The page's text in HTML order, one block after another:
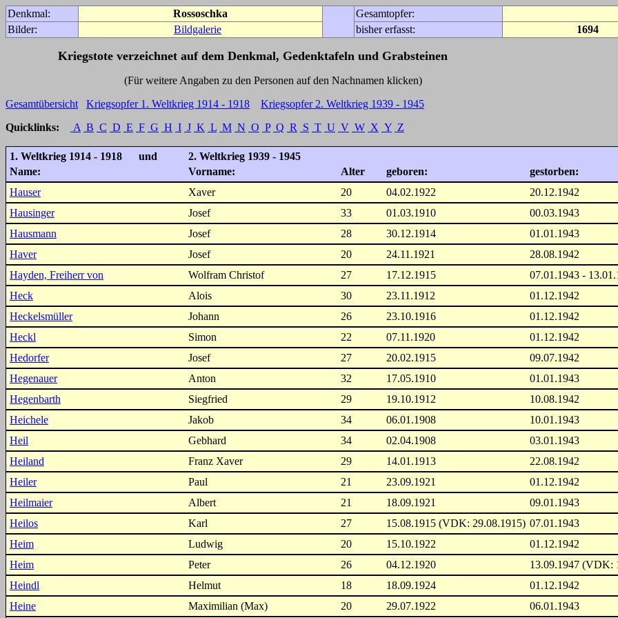
Denkmal: Rossoschka
Gesamtopfer:
Bilder:
Bildgalerie bisher erfasst: 1694
Kriegstote verzeichnet auf dem Denkmal, Gedenktafeln und Grabsteinen
(Für weitere Angaben zu den Personen auf den Nachnamen klicken)
Gesamtübersicht
Kriegsopfer 1. Weltkrieg 1914 - 1918
Kriegsopfer 2. Weltkrieg 1939 - 1945
Quicklinks:
A B C D E F G H I J K L M N O P Q R S T U V W X Y Z
1. Weltkrieg 1914 - 1918 und
2. Weltkrieg 1939 - 1945
Name:
Vorname: Alter geboren:
gestorben:
Hauser
Xaver 20 04.02.1922
20.12.1942
Hausinger
Josef 33 01.03.1910
00.03.1943
Hausmann
Josef 28 30.12.1914
01.01.1943
Haver
Josef 20 24.11.1921
28.08.1942
Hayden, Freiherr von
Wolfram Christof 27 17.12.1915
07.01.1943 -
Heck
Alois 30 23.11.1912
01.12.1942
Heckelsmüller
Johann 26 23.10.1916
01.12.1942
Heckl
Simon 22 07.11.1920
01.12.1942
Hedorfer
Josef 27 20.02.1915
09.07.1942
Hegenauer
Anton 32 17.05.1910
01.01.1943
Hegenbarth
Siegfried 29 19.10.1912
10.08.1942
Heichele
Jakob 34 06.01.1908
10.01.1943
Heil
Gebhard 34 02.04.1908
03.01.1943
Heiland
Franz Xaver 29 14.01.1913
22.08.1942
Heiler
Paul 21 23.09.1921
01.12.1942
Heilmaier
Albert 21 18.09.1921
09.01.1943
Heilos
Karl 27 15.08.1915 (VDK: 29.08.1915) 07.01.1943
Heim
Ludwig 20 15.10.1922
01.12.1942
Heim
Peter 26 04.12.1920
13.09.1947 (VDK:
Heindl
Helmut 18 18.09.1924
01.12.1942
Heine
Maximilian (Max) 20 29.07.1922 06.01.1943